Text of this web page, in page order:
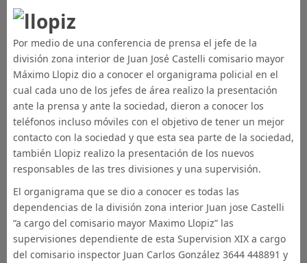
Por medio de una conferencia de prensa el jefe de la
división zona interior de Juan José Castelli comisario mayor
Máximo Llopiz dio a conocer el organigrama policial en el
cual cada uno de los jefes de área realizo la presentación
ante la prensa y ante la sociedad, dieron a conocer los
teléfonos incluso móviles con el objetivo de tener un mejor
contacto con la sociedad y que esta sea parte de la sociedad,
también Llopiz realizo la presentación de los nuevos
responsables de las tres divisiones y una supervisión.
El organigrama que se dio a conocer es todas las
dependencias de la división zona interior Juan jose Castelli
“a cargo del comisario mayor Maximo Llopiz” las
supervisiones dependiente de esta Supervision XIX a cargo
del comisario inspector Juan Carlos González 3644 448891 y